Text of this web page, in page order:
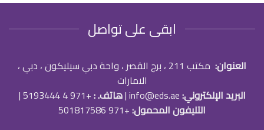
ابقى على تواصل
العنوان:
مكتب 211 ، برج القصر ، واحة دبي سيليكون ، دبي ،
الامارات
البريد الإلكتروني:info@eds.ae
|هاتف. :+971 4 5193444
|
التليفون المحمول:+971 501817586